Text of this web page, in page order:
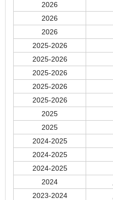
2026
2026
2026
2025-2026
2025-2026
2025-2026
2025-2026
2025-2026
2025
2025
2024-2025
2024-2025
2024-2025
2024
2023-2024